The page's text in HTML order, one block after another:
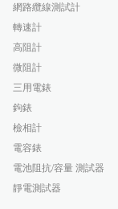
網路纜線測試計
轉速計
高阻計
微阻計
三用電錶
鉤錶
檢相計
電容錶
電池阻抗/容量 測試器
靜電測試器